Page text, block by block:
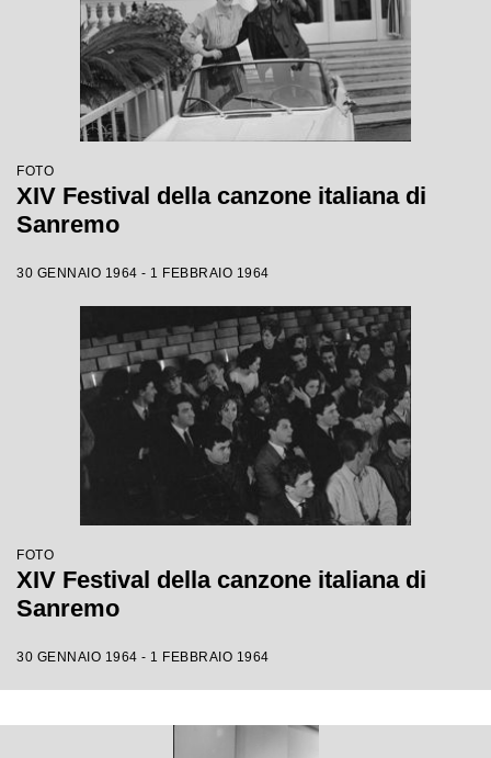
FOTO
XIV Festival della canzone italiana di
Sanremo
30 GENNAIO 1964 - 1 FEBBRAIO 1964
FOTO
XIV Festival della canzone italiana di
Sanremo
30 GENNAIO 1964 - 1 FEBBRAIO 1964